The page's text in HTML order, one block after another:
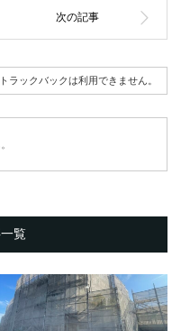
トラックバックは利用できません。
覧